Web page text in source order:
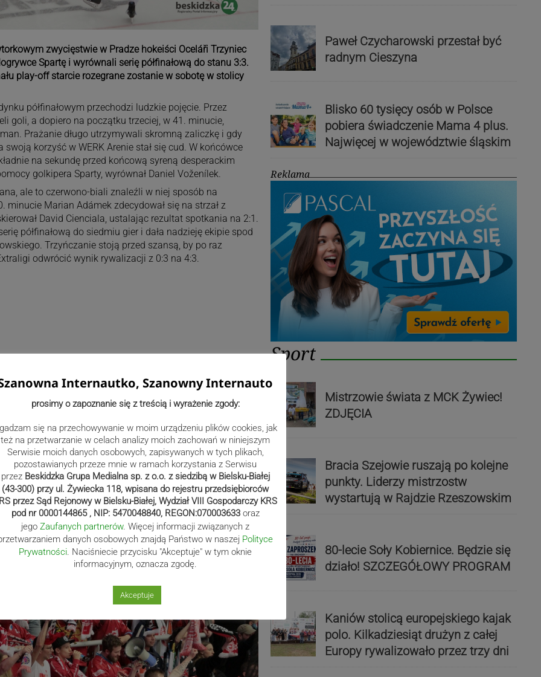
zwycięstwie w Pradze hokeiści Oceláři Trzyniec
Spartę i wyrównali serię półfinałową do stanu 3:3.
play-off starcie rozegrane zostanie w sobotę w stolicy
półfinałowym przechodzi ludzkie pojęcie. Przez
goli, a dopiero na początku trzeciej, w 41. minucie,
Prażanie długo utrzymywali skromną zaliczkę i gdy
korzyść w WERK Arenie stał się cud. W końcówce
na sekundę przed końcową syreną desperackim
golkipera Sparty, wyrównał Daniel Voženílek.
ale to czerwono-biali znaleźli w niej sposób na
minucie Marian Adámek zdecydował się na strzał z
David Cienciala, ustalając rezultat spotkania na 2:1.
półfinałową do siedmiu gier i dała nadzieję ekipie spod
Trzyńczanie stoją przed szansą, by po raz
odwrócić wynik rywalizacji z 0:3 na 4:3.
Paweł Czycharowski przestał być
radnym Cieszyna
Blisko 60 tysięcy osób w Polsce
pobiera świadczenie Mama 4 plus.
Najwięcej w województwie śląskim
Reklama
Sport
Mistrzowie świata z MCK Żywiec!
ZDJĘCIA
Bracia Szejowie ruszają po kolejne
punkty. Liderzy mistrzostw
wystartują w Rajdzie Rzeszowskim
80-lecie Soły Kobiernice. Będzie się
działo! SZCZEGÓŁOWY PROGRAM
Kaniów stolicą europejskiego kajak
polo. Kilkadziesiąt drużyn z całej
Europy rywalizowało przez trzy dni
Internautko, Szanowny Internauto
prosimy o zapoznanie się z treścią i wyrażenie zgody:
się na przechowywanie w moim urządzeniu plików cookies, jak
też na przetwarzanie w celach analizy moich zachowań w niniejszym
Serwisie moich danych osobowych, zapisywanych w tych plikach,
pozostawianych przeze mnie w ramach korzystania z Serwisu
przez Beskidzka Grupa Medialna sp. z o.o. z siedzibą w Bielsku-Białej
(43-300) przy ul. Żywiecka 118, wpisana do rejestru przedsiębiorców
przez Sąd Rejonowy w Bielsku-Białej, Wydział VIII Gospodarczy KRS
pod nr 0000144865 , NIP: 5470048840, REGON:070003633 oraz
jego Zaufanych partnerów. Więcej informacji związanych z
danych osobowych znajdą Państwo w naszej Polityce
Prywatności . Naciśniecie przycisku "Akceptuje" w tym oknie
informacyjnym, oznacza zgodę.
Akceptuje